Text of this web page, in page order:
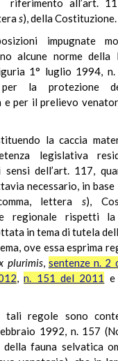
riferimento all’art.
s), della Costituzione.
impugnate
alcune norme della
1° luglio 1994,
la protezione
e per il prelievo
la caccia
legislativa
sensi dell’art. 117,
necessario, in base
lettera s),
regionale rispetti
in tema di tutela
ove essa esprima
plurimis, sentenze n. 2
,n. 151 del 2011
tali regole sono
1992, n. 157
fauna selvatica